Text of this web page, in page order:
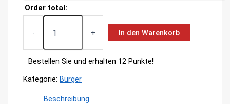
Order total:
-
Double
Menge
+ In den Warenkorb
Bestellen Sie und erhalten 12 Punkte!
Kategorie:Burger
Beschreibung